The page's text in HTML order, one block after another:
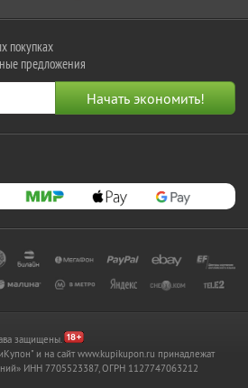
покупках
предложения
защищены.
и на сайт www.kupikupon.ru принадлежат
ИНН 7705523387, ОГРН 1127747063212